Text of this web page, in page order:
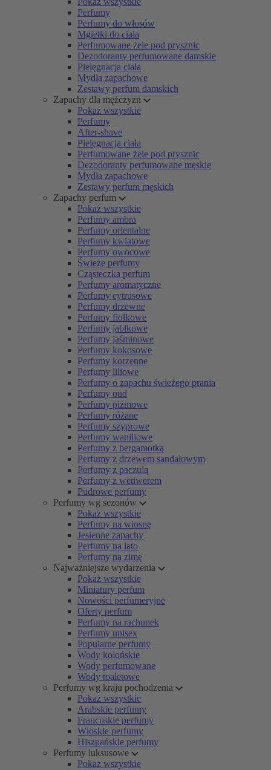
Perfumy
Perfumy do włosów
Mgiełki do ciała
Perfumowane żele pod prysznic
Dezodoranty perfumowane damskie
Pielęgnacja ciała
Mydła zapachowe
Zestawy perfum damskich
Zapachy dla mężczyzn
Pokaż wszystkie
Perfumy
After-shave
Pielęgnacja ciała
Perfumowane żele pod prysznic
Dezodoranty perfumowane męskie
Mydła zapachowe
Zestawy perfum męskich
Zapachy perfum
Pokaż wszystkie
Perfumy ambra
Perfumy orientalne
Perfumy kwiatowe
Perfumy owocowe
Świeże perfumy
Cząsteczka perfum
Perfumy aromatyczne
Perfumy cytrusowe
Perfumy drzewne
Perfumy fiołkowe
Perfumy jabłkowe
Perfumy jaśminowe
Perfumy kokosowe
Perfumy korzenne
Perfumy liliowe
Perfumy o zapachu świeżego prania
Perfumy oud
Perfumy piżmowe
Perfumy różane
Perfumy szyprowe
Perfumy waniliowe
Perfumy z bergamotką
Perfumy z drzewem sandałowym
Perfumy z paczulą
Perfumy z wetiwerem
Pudrowe perfumy
Perfumy wg sezonów
Pokaż wszystkie
Perfumy na wiosnę
Jesienne zapachy
Perfumy na lato
Perfumy na zimę
Najważniejsze wydarzenia
Pokaż wszystkie
Miniatury perfum
Nowości perfumeryjne
Oferty perfum
Perfumy na rachunek
Perfumy unisex
Popularne perfumy
Wody kolońskie
Wody perfumowane
Wody toaletowe
Perfumy wg kraju pochodzenia
Pokaż wszystkie
Arabskie perfumy
Francuskie perfumy
Włoskie perfumy
Hiszpańskie perfumy
Perfumy luksusowe
Pokaż wszystkie